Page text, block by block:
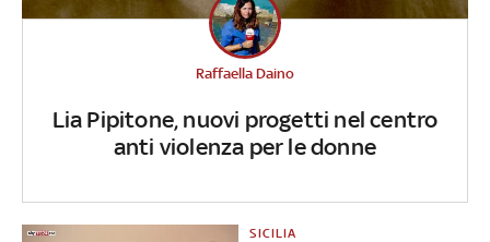
Lia Pipitone, nuovi progetti nel centro
anti violenza per le donne
Raffaella Daino
SICILIA